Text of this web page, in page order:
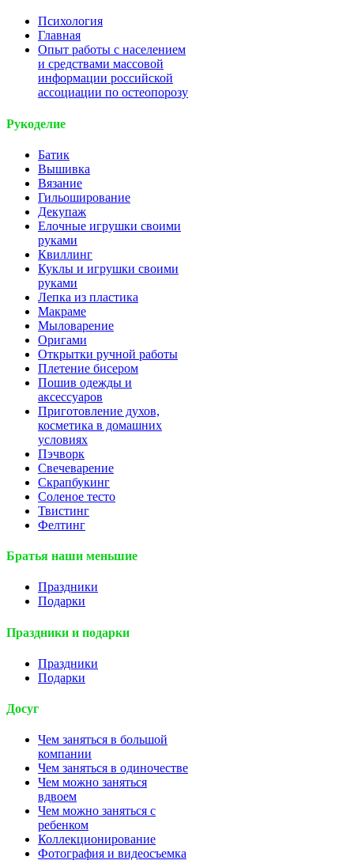
Психология
Главная
Опыт работы с населением
и средствами массовой
информации российской
ассоциации по остеопорозу
Рукоделие
Батик
Вышивка
Вязание
Гильоширование
Декупаж
Елочные игрушки своими
руками
Квиллинг
Куклы и игрушки своими
руками
Лепка из пластика
Макраме
Мыловарение
Оригами
Открытки ручной работы
Плетение бисером
Пошив одежды и
аксессуаров
Приготовление духов,
косметика в домашних
условиях
Пэчворк
Свечеварение
Скрапбукинг
Соленое тесто
Твистинг
Фелтинг
Братья наши меньшие
Праздники
Подарки
Праздники и подарки
Праздники
Подарки
Досуг
Чем заняться в большой
компании
Чем заняться в одиночестве
Чем можно заняться
вдвоем
Чем можно заняться с
ребенком
Коллекционирование
Фотография и видеосъемка